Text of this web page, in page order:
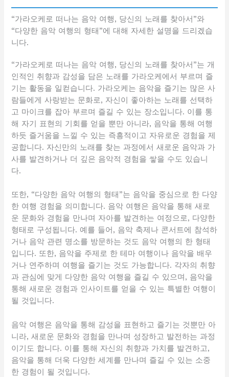
“가라오케로 떠나는 음악 여행, 당신의 노래를 찾아서”와
“다양한 음악 여행의 형태”에 대해 자세한 설명을 드리겠습
니다.
“가라오케로 떠나는 음악 여행, 당신의 노래를 찾아서”는 개
인적인 취향과 감성을 담은 노래를 가라오케에서 부르며 즐
기는 활동을 일컫습니다. 가라오케는 음악을 즐기는 많은 사
람들에게 사랑받는 문화로, 자신이 좋아하는 노래를 선택하
고 마이크를 잡아 부르며 즐길 수 있는 장소입니다. 이를 통
해 자기 표현의 기회를 얻을 뿐만 아니라, 음악을 통해 여행
하듯 즐거움을 느낄 수 있는 즉흥적이고 자유로운 경험을 제
공합니다. 자신만의 노래를 찾는 과정에서 새로운 음악과 가
사를 발견하거나 더 깊은 음악적 경험을 쌓을 수도 있습니
다.
또한, “다양한 음악 여행의 형태”는 음악을 중심으로 한 다양
한 여행 경험을 의미합니다. 음악 여행은 음악을 통해 새로
운 문화와 경험을 만나며 자아를 발견하는 여정으로, 다양한
형태로 구성됩니다. 예를 들어, 음악 축제나 콘서트에 참석하
거나 음악 관련 명소를 방문하는 것도 음악 여행의 한 형태
입니다. 또한, 음악을 주제로 한 테마 여행이나 음악을 배우
거나 연주하며 여행을 즐기는 것도 가능합니다. 각자의 취향
과 관심에 맞게 다양한 음악 여행을 즐길 수 있으며, 음악을
통해 새로운 경험과 인사이트를 얻을 수 있는 특별한 여행이
될 것입니다.
음악 여행은 음악을 통해 감성을 표현하고 즐기는 것뿐만 아
니라, 새로운 문화와 경험을 만나며 성장하고 발전하는 과정
이기도 합니다. 이를 통해 자신의 취향과 가치를 발견하고,
음악을 통해 더욱 다양한 세계를 만나며 즐길 수 있는 소중
한 경험이 될 것입니다.